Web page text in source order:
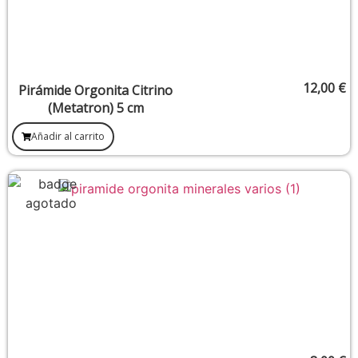
Pirámide Orgonita Citrino
(Metatron) 5 cm
12,00 €
Añadir al carrito